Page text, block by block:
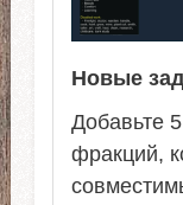
Новые
Добавьте
фракций,